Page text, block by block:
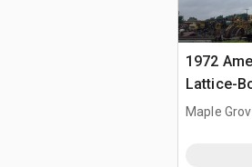
1972
Lattice-
Maple